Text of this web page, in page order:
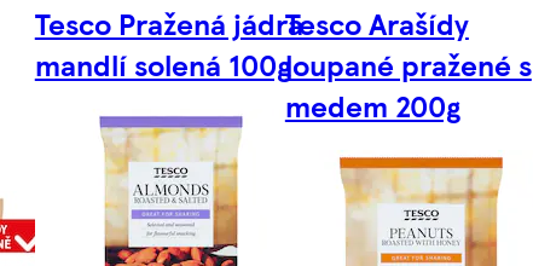
Tesco Pražená jádra
mandlí solená 100g
Tesco Arašídy
loupané pražené s
medem 200g